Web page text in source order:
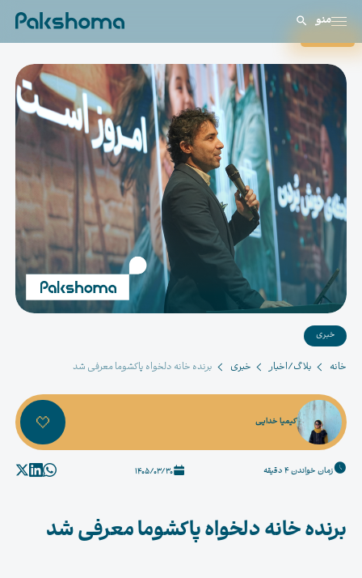
منو
بستن
خبری
خانه بلاگ/اخبار خبری برنده خانه دلخواه پاکشوما معرفی شد
کیمیا خدایی
1405/03/30 زمان خواندن 4 دقیقه
برنده خانه دلخواه پاکشوما معرفی شد